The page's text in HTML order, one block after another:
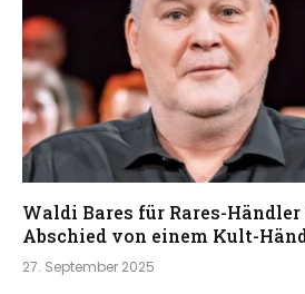
Waldi Bares für Rares-Händler
Abschied von einem Kult-
27. September 2025